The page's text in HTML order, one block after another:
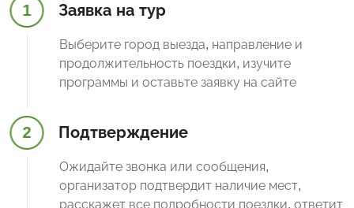
1 Заявка на тур
Выберите город выезда, направление и
продолжительность поездки, изучите
программы и оставьте заявку на сайте
2 Подтверждение
Ожидайте звонка или сообщения,
организатор подтвердит наличие мест,
расскажет все подробности поездки, ответит